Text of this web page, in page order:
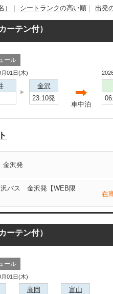
シートランクの高い順 出発
ーテン付）
ール
01日(木)
金沢
23:10発
車中泊
沢発
バス 金沢発【WEB限
在
ーテン付）
ール
01日(木)
高岡
富山